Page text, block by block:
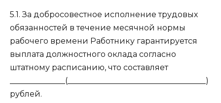
5.1. За добросовестное исполнение трудовых
обязанностей в течение месячной нормы
рабочего времени Работнику гарантируется
выплата должностного оклада согласно
штатному расписанию, что составляет
______________(___________________________________)
рублей.